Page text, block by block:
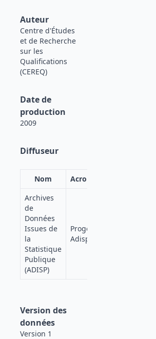
Auteur
Centre d'Études
et de Recherche
sur les
Qualifications
(CEREQ)
Date de
production
2009
Diffuseur
Nom Acronyme
Archives
de
Données
Issues de
la
Statistique
Publique
(ADISP)
Progedo-
Adisp
Version des
données
Version 1